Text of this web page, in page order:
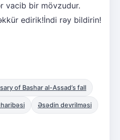
vacib bir mövzudur.
edirik!İndi rəy bildirin!
of Bashar al-Assad’s fall
Əsədin devrilməsi